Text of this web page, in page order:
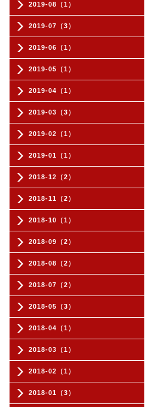
2019-08（1）
2019-07（3）
2019-06（1）
2019-05（1）
2019-04（1）
2019-03（3）
2019-02（1）
2019-01（1）
2018-12（2）
2018-11（2）
2018-10（1）
2018-09（2）
2018-08（2）
2018-07（2）
2018-05（3）
2018-04（1）
2018-03（1）
2018-02（1）
2018-01（3）